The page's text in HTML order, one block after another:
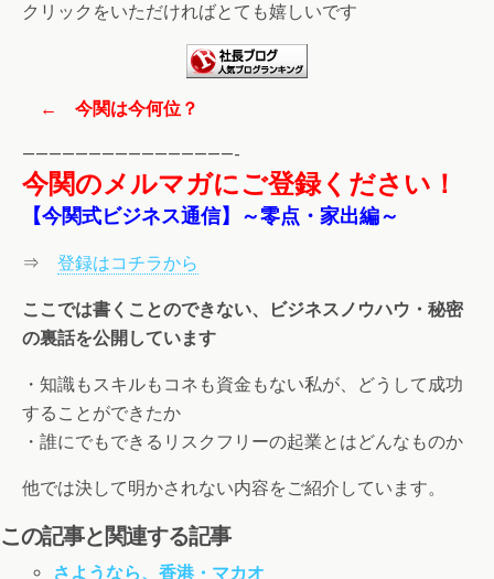
クリックをいただければとても嬉しいです
← 今関は今何位？
————————————————-
今関のメルマガにご登録ください！
【今関式ビジネス通信】～零点・家出編～
⇒ 登録はコチラから
ここでは書くことのできない、ビジネスノウハウ・秘密
の裏話を公開しています
・知識もスキルもコネも資金もない私が、どうして成功
することができたか
・誰にでもできるリスクフリーの起業とはどんなものか
他では決して明かされない内容をご紹介しています。
この記事と関連する記事
さようなら、香港・マカオ